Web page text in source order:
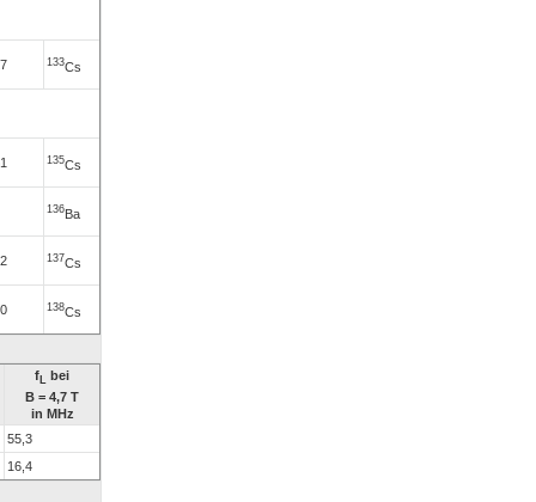
133Cs
135Cs
136Ba
137Cs
138Cs
f
bei
B = 4,7 T
in MHz
55,3
16,4